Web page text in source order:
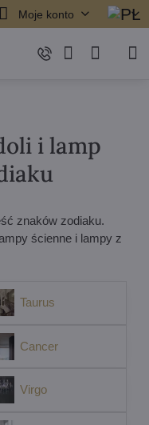
Moje konto
i lamp
znaków zodiaku.
ścienne i lampy z
Taurus
Cancer
Virgo